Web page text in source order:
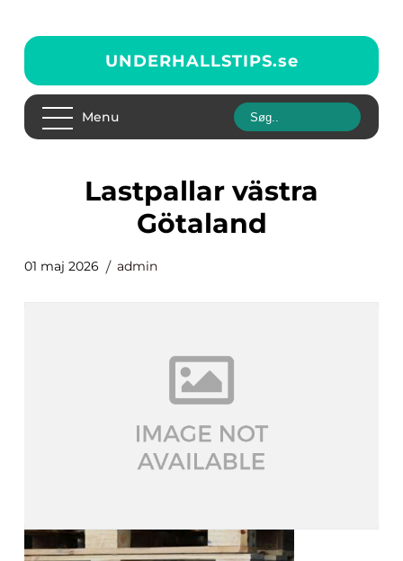
UNDERHALLSTIPS.se
Menu
lastpallar västra
Götaland
01 maj 2026 admin